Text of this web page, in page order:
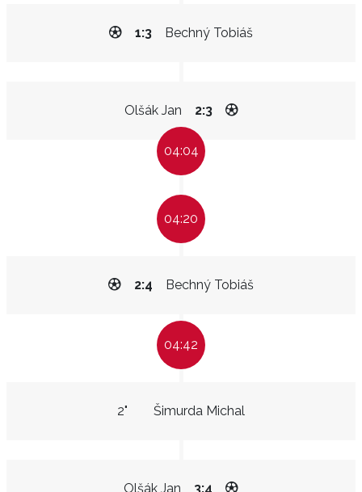
Bechný Tobiáš
1:3
Olšák Jan 2:3
04:04
04:20
Bechný Tobiáš
2:4
04:42
Šimurda Michal
2"
Olšák Jan 3:4